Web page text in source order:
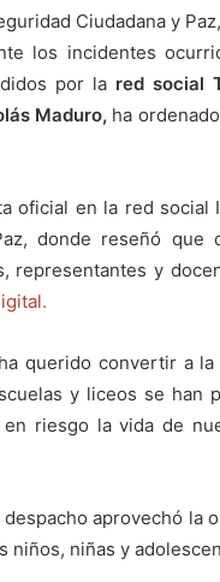
Ciudadana y
los incidentes
por la red social
Maduro, ha
oficial en la red
donde reseñó
representantes y
querido convertir a
y liceos se han
riesgo la vida de
aprovechó la
niños, niñas y